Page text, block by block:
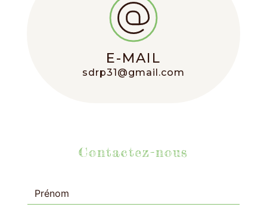
E-MAIL
sdrp31@gmail.com
Contactez-nous